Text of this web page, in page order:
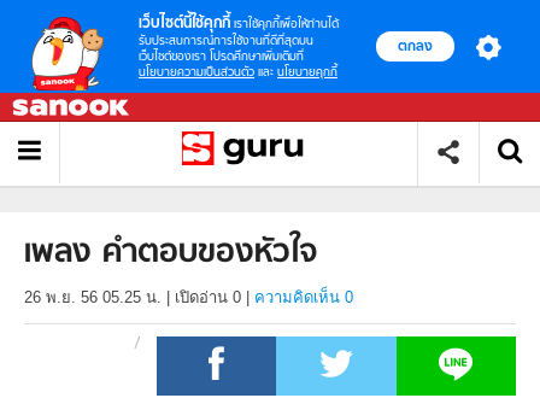
เว็บไซต์นี้ใช้คุกกี้ เราใช้คุกกี้เพื่อให้ท่านได้
รับประสบการณ์การใช้งานที่ดีที่สุดบน
เว็บไซต์ของเรา โปรดศึกษาเพิ่มเติมที่
นโยบายความเป็นส่วนตัว และ นโยบายคุกกี้
ตกลง
เพลง คำตอบของหัวใจ
26 พ.ย. 56 05.25 น. เปิดอ่าน 0 ความคิดเห็น 0